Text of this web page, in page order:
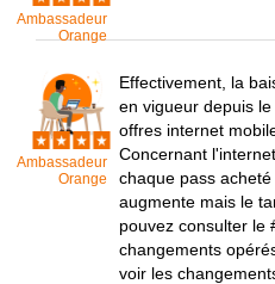
Ambassadeur
Orange
Ambassadeur
Orange
Effectivement, la
en vigueur depuis
offres internet
Concernant
chaque pass
augmente mais le
pouvez consulter le
changements
voir les